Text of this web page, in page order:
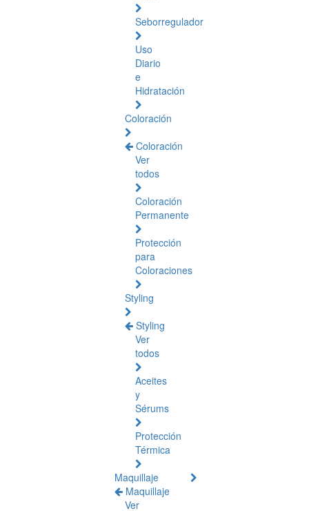
Seborregulador
Uso
Diario
e
Hidratación
Coloración
Coloración
Ver
todos
Coloración
Permanente
Protección
para
Coloraciones
Styling
Styling
Ver
todos
Aceites
y
Sérums
Protección
Térmica
Maquillaje
Maquillaje
Ver